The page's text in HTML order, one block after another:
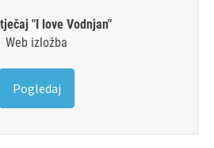
"I love Vodnjan"
Web izložba
Pogledaj